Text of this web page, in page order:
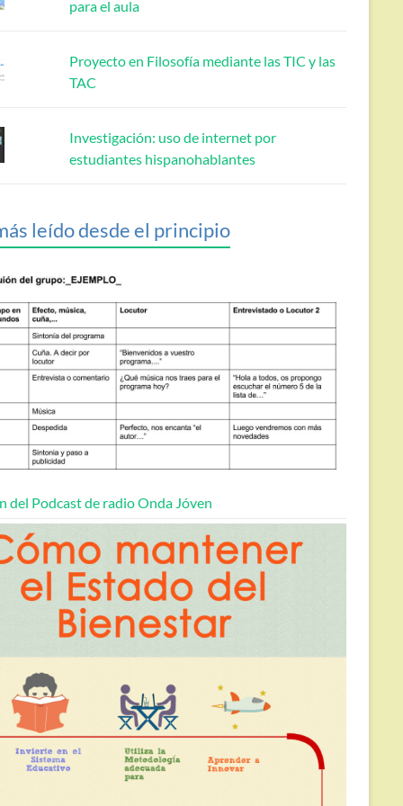
para el aula
Proyecto en Filosofía mediante las TIC y las
TAC
Investigación: uso de internet por
estudiantes hispanohablantes
leído desde el principio
del Podcast de radio Onda Jóven